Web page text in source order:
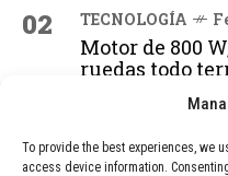
To provide the best experiences, we
access device information.
02 TECNOLOGÍA
Motor de 800
ruedas todo
solo 300 euros
adquisición